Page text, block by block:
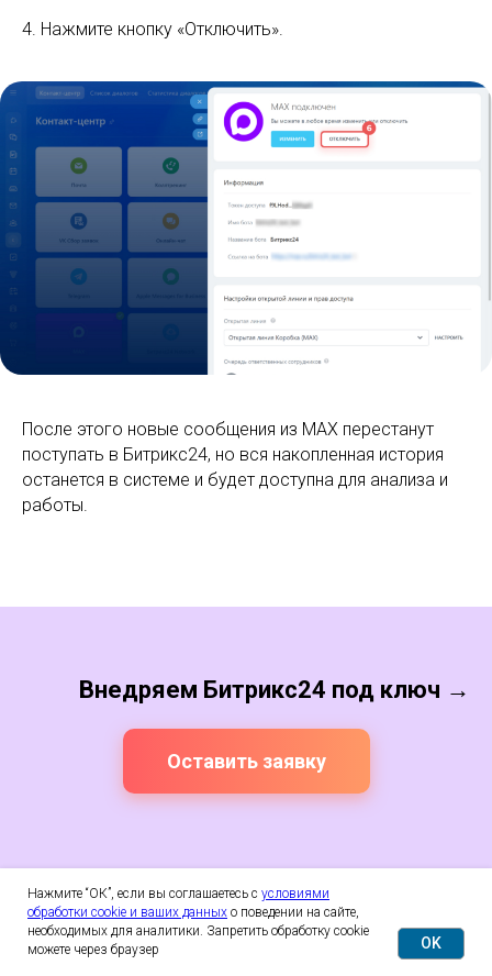
4. Нажмите кнопку «Отключить».
После этого новые сообщения из MAX перестанут
поступать в Битрикс24, но вся накопленная история
останется в системе и будет доступна для анализа и
работы.
Внедряем Битрикс24 под ключ →
Оставить заявку
Нажмите “ОК”, если вы соглашаетесь с условиями
обработки cookie и ваших данных о поведении на сайте,
необходимых для аналитики. Запретить обработку cookie
можете через браузер
OK